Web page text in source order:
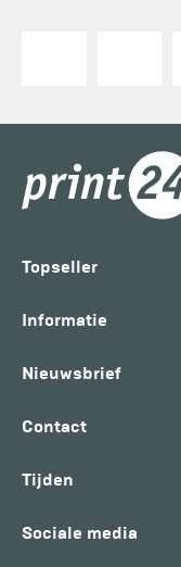
Topseller
Informatie
Nieuwsbrief
Contact
Tijden
Sociale media